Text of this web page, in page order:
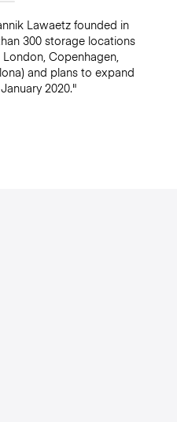
Lawaetz founded in
300 storage locations
Copenhagen,
and plans to expand
2020."